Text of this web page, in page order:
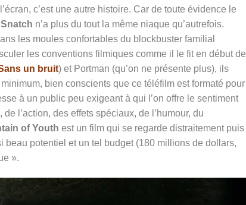
c’est une autre histoire. Car de toute évidence le
Snatch n’a plus du tout la même niaque qu’autrefois.
les moules confortables du blockbuster familial
les conventions filmiques comme il le fit en début de
un bruit) et Portman (qu’on ne présente plus), ils
bien conscients que ce téléfilm est formaté pour
à un public peu exigeant à qui l’on offre le sentiment
l’action, des effets spéciaux, de l’humour, du
of Youth est un film qui se regarde distraitement puis
beau potentiel et un tel budget (180 millions de dollars,
».